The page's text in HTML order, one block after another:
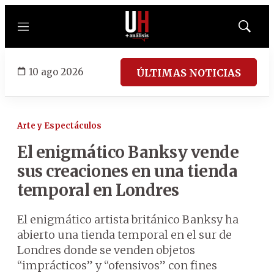
Menú
Mostrar
10 ago 2026 ÚLTIMAS NOTICIAS
Arte y Espectáculos
El enigmático Banksy vende
sus creaciones en una tienda
temporal en Londres
El enigmático artista británico Banksy ha
abierto una tienda temporal en el sur de
Londres donde se venden objetos
“imprácticos” y “ofensivos” con fines